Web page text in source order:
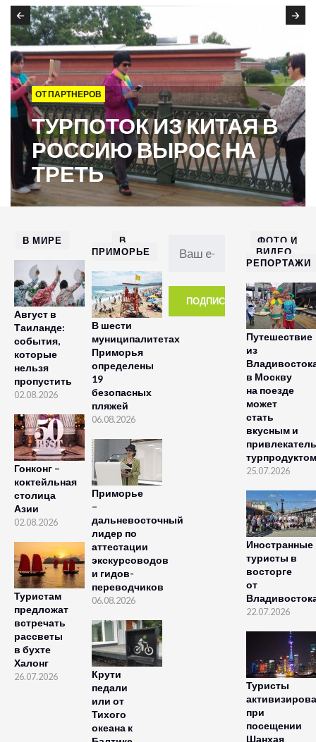
ОТ ПАРТНЕРОВ
ТУРПОТОК ИЗ КИТАЯ В
РОССИЮ ВЫРОС НА
ТРЕТЬ
В МИРЕ
Август в
Таиланде:
события,
которые
нельзя
пропустить
02.08.2026
Гонконг –
коктейльная
столица
Азии
02.08.2026
Туристам
предложат
встречать
рассветы
в бухте
Халонг
26.07.2026
В
ПРИМОРЬЕ
В шести
муниципалитетах
Приморья
определены
19
безопасных
пляжей
06.08.2026
Приморье
–
дальневосточный
лидер по
аттестации
экскурсоводов
и гидов-
переводчиков
06.08.2026
Крути
педали
или от
Тихого
океана к
ФОТО И
ВИДЕО
РЕПОРТАЖИ
Путешествие
из
в Москву
на поезде
может
стать
вкусным и
турпродуктом
25.07.2026
Иностранные
туристы в
восторге
от
22.07.2026
Туристы
при
посещении
Шанхая